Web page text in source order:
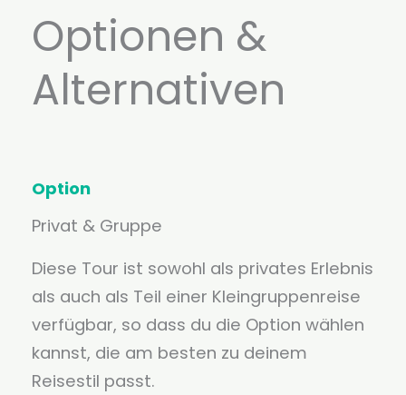
Optionen &
Alternativen
Option
Privat & Gruppe
Diese Tour ist sowohl als privates Erlebnis
als auch als Teil einer Kleingruppenreise
verfügbar, so dass du die Option wählen
kannst, die am besten zu deinem
Reisestil passt.